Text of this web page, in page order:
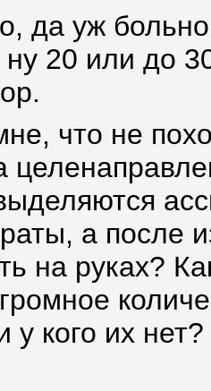
да уж
ну 20 или до
что не
а после
на руках?
у кого их